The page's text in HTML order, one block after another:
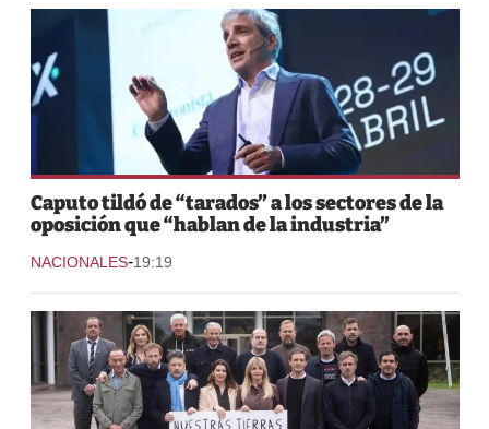
Caputo tildó de “tarados” a los sectores de la
oposición que “hablan de la industria”
NACIONALES-19:19